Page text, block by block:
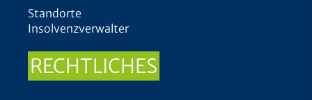
Standorte
Insolvenzverwalter
RECHTLICHES